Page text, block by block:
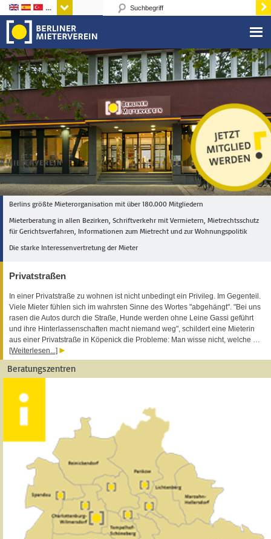
Sprachen
Berlins größte Mieterorganisation mit über 180.000 Mitgliedern
Mieterberatung in allen Bezirken, Schriftverkehr mit Vermietern, Mietrechtsschutz
für Gerichtsverfahren, Informationen zum Mietrecht und zur Wohnungspolitik
Die starke Interessenvertretung der Mieter
Privatstraßen
In einer Privatstraße zu wohnen ist nicht unbedingt ein Privileg. Im Gegenteil.
Viele Mieter fühlen sich im wahrsten Sinne des Wortes "abgehängt". "Bei uns
rasen die Autos durch die Straße, Hunde werden ohne Leine Gassi geführt
und ihre Hinterlassenschaften macht niemand weg", schildert eine Mieterin
aus einer Privatstraße in Köpenick die Probleme: Man wisse nicht, welche …
[Weiterlesen...]
Beratungszentren